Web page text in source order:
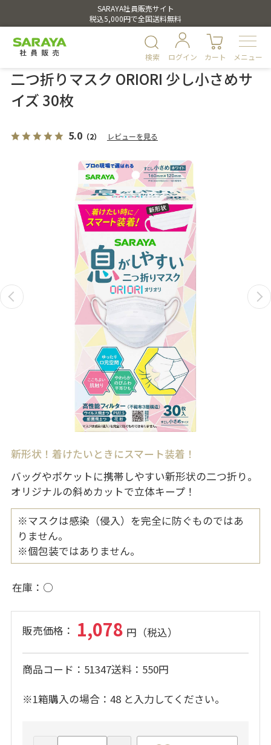
SARAYA社員販売サイト
税込5,000円で全国送料無料
検索 ログイン カート メニュー
二つ折りマスク ORIORI 少し小さめサ
イズ 30枚
5.0（2） レビューを見る
新形状！着けたいときにスマート装着！
バッグやポケットに携帯しやすい新形状の二つ折り。
オリジナルの斜めカットで立体キープ！
※マスクは感染（侵入）を完全に防ぐものではあ
りません。
※個包装ではありません。
在庫 ○
1,078
商品コード 51347送料 550円
※1箱購入の場合：48 と入力してください。